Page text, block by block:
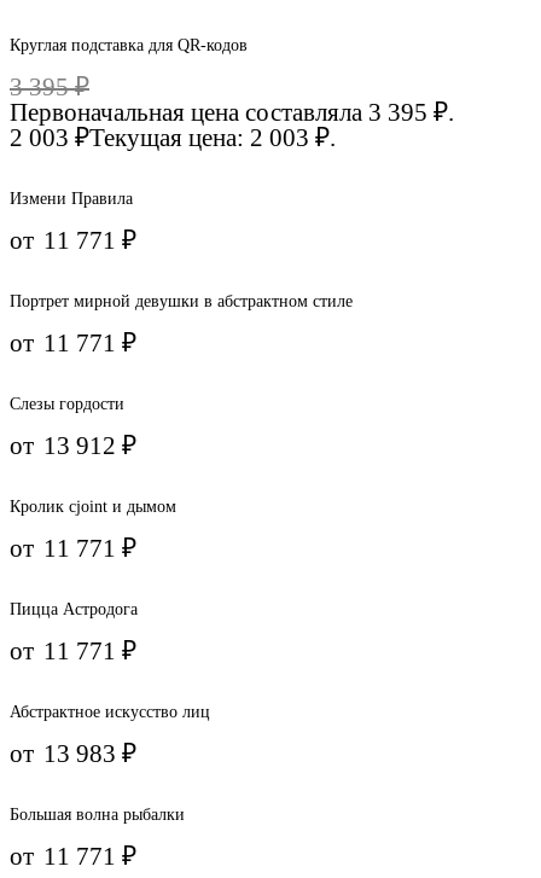
Круглая подставка для QR-кодов
3 395₽
Первоначальная цена составляла 3 395 ₽.
2 003 ₽Текущая цена: 2 003 ₽.
Измени Правила
от 11 771₽
Портрет мирной девушки в абстрактном стиле
от 11 771₽
Слезы гордости
от 13 912₽
Кролик сjoint и дымом
от 11 771₽
Пицца Астродога
от 11 771₽
Абстрактное искусство лиц
от 13 983₽
Большая волна рыбалки
от 11 771₽